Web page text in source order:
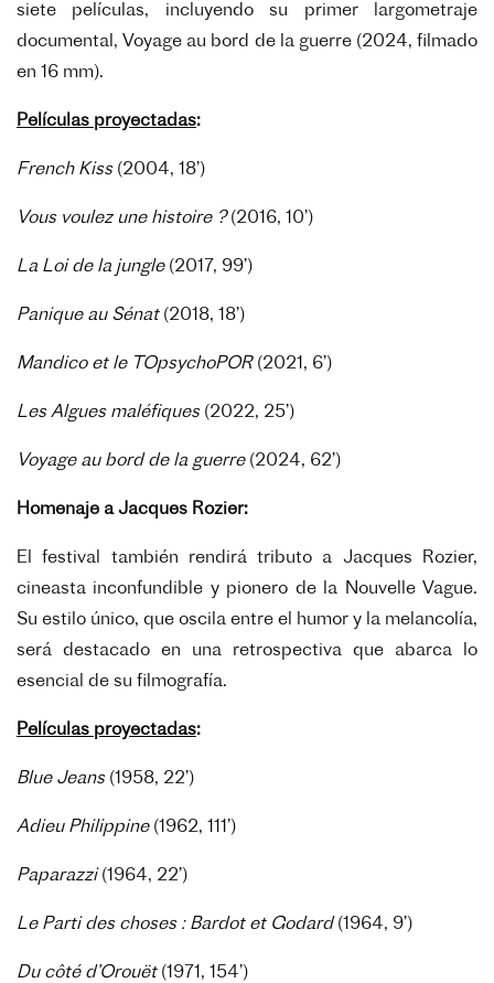
siete películas, incluyendo su primer largometraje
documental,Voyage au bord de la guerre(2024, filmado
en 16 mm).
Películas proyectadas:
French Kiss(2004, 18’)
Vous voulez une histoire ?(2016, 10’)
La Loi de la jungle(2017, 99’)
Panique au Sénat(2018, 18’)
Mandico et le TOpsychoPOR (2021, 6’)
Les Algues maléfiques(2022, 25’)
Voyage au bord de la guerre(2024, 62’)
Homenaje a Jacques Rozier:
El festival también rendirá tributo a Jacques Rozier,
cineasta inconfundible y pionero de la Nouvelle Vague.
Su estilo único, que oscila entre el humor y la melancolía,
será destacado en una retrospectiva que abarca lo
esencial de su filmografía.
Películas proyectadas:
Blue Jeans (1958, 22’)
Adieu Philippine(1962, 111’)
Paparazzi(1964, 22’)
Le Parti des choses : Bardot et Godard(1964, 9’)
Du côté d’Orouët (1971, 154’)